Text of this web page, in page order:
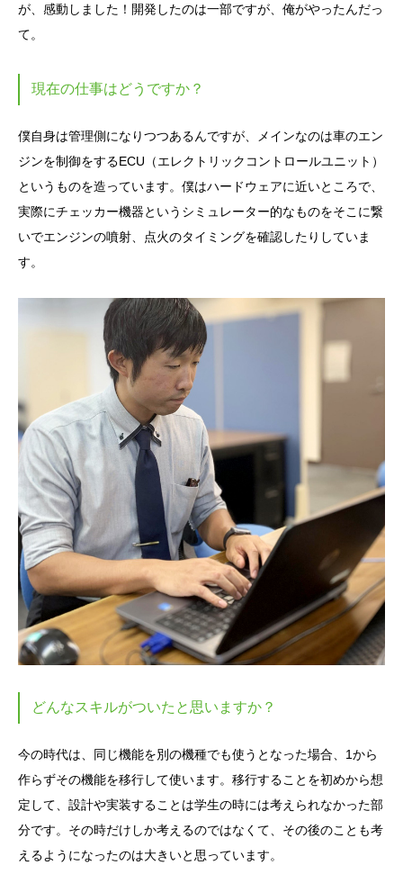
が、感動しました！開発したのは一部ですが、俺がやったんだっ
て。
現在の仕事はどうですか？
僕自身は管理側になりつつあるんですが、メインなのは車のエン
ジンを制御をするECU（エレクトリックコントロールユニット）
というものを造っています。僕はハードウェアに近いところで、
実際にチェッカー機器というシミュレーター的なものをそこに繋
いでエンジンの噴射、点火のタイミングを確認したりしていま
す。
どんなスキルがついたと思いますか？
今の時代は、同じ機能を別の機種でも使うとなった場合、1から
作らずその機能を移行して使います。移行することを初めから想
定して、設計や実装することは学生の時には考えられなかった部
分です。その時だけしか考えるのではなくて、その後のことも考
えるようになったのは大きいと思っています。